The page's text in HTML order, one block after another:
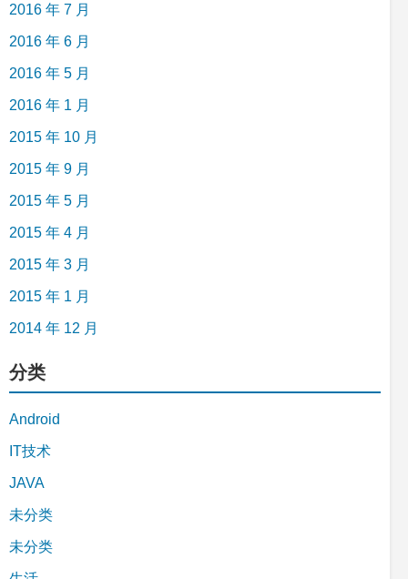
2016 年 7 月
2016 年 6 月
2016 年 5 月
2016 年 1 月
2015 年 10 月
2015 年 9 月
2015 年 5 月
2015 年 4 月
2015 年 3 月
2015 年 1 月
2014 年 12 月
分类
Android
IT技术
JAVA
未分类
未分类